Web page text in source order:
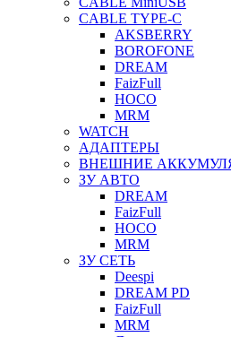
CABLE TYPE-C
AKSBERRY
BOROFONE
DREAM
FaizFull
HOCO
MRM
WATCH
АДАПТЕРЫ
ВНЕШНИЕ
ЗУ АВТО
DREAM
FaizFull
HOCO
MRM
ЗУ СЕТЬ
Deespi
DREAM PD
FaizFull
MRM